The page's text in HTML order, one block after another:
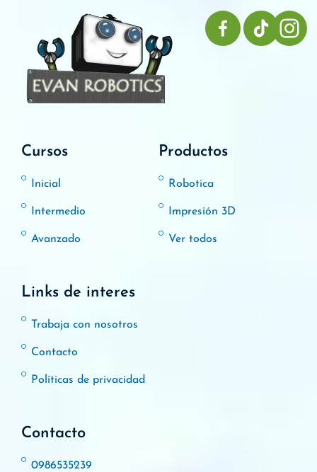
Cursos
Inicial
Intermedio
Avanzado
Productos
Robotica
Impresión 3D
Ver todos
Links de interes
Trabaja con nosotros
Contacto
Políticas de privacidad
Contacto
0986535239